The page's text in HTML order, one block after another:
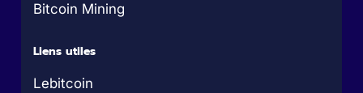
Bitcoin Mining
Liens utiles
Lebitcoin